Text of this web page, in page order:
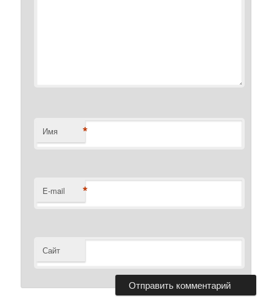
Имя *
E-mail *
Сайт